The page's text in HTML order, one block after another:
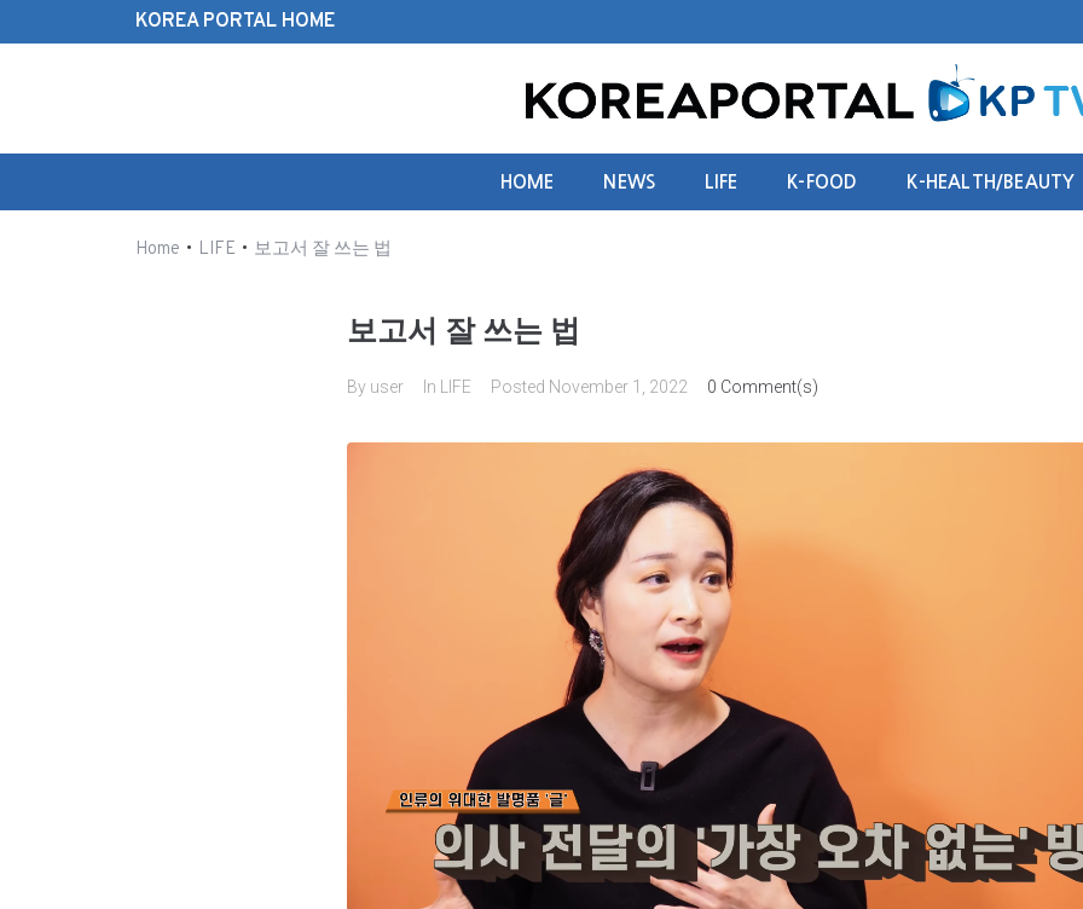
KOREA PORTAL HOME
HOME NEWS LIFE K-FOOD K-HEALTH/BEAUTY
Home • LIFE • 보고서 잘 쓰는 법
보고서 잘 쓰는 법
By user In LIFE Posted November 1, 2022 0 Comment(s)